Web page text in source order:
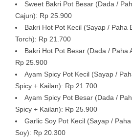
Sweet Bakri Pot Besar (Dada /
Cajun): Rp 25.900
Bakri Hot Pot Kecil (Sayap / Paha
Torch): Rp 21.700
Bakri Hot Pot Besar (Dada / Paha
Rp 25.900
Ayam Spicy Pot Kecil (Sayap /
Spicy + Kailan): Rp 21.700
Ayam Spicy Pot Besar (Dada /
Spicy + Kailan): Rp 25.900
Garlic Soy Pot Kecil (Sayap /
Soy): Rp 20.300